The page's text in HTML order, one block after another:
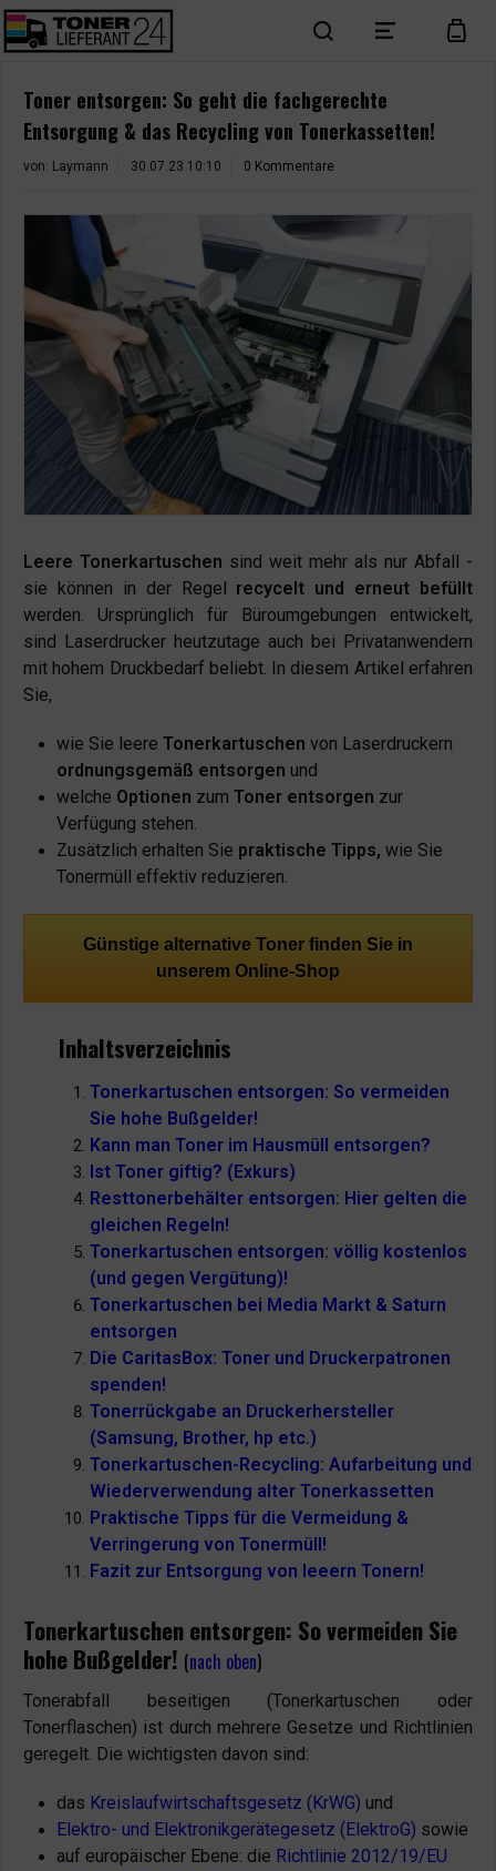
search menu cart
Toner entsorgen: So geht die fachgerechte
Entsorgung & das Recycling von Tonerkassetten!
von: Laymann 30.07.23 10:10 0 Kommentare
Leere Tonerkartuschen sind weit mehr als nur Abfall -
sie können in der Regel recycelt und erneut befüllt
werden. Ursprünglich für Büroumgebungen entwickelt,
sind Laserdrucker heutzutage auch bei Privatanwendern
mit hohem Druckbedarf beliebt. In diesem Artikel erfahren
Sie,
wie Sie leere Tonerkartuschen von Laserdruckern
ordnungsgemäß entsorgen und
welche Optionen zum Toner entsorgen zur
Verfügung stehen.
Zusätzlich erhalten Sie praktische Tipps, wie Sie
Tonermüll effektiv reduzieren.
Günstige alternative Toner finden Sie in
unserem Online-Shop
Inhaltsverzeichnis
Tonerkartuschen entsorgen: So vermeiden
Sie hohe Bußgelder!
Kann man Toner im Hausmüll entsorgen?
Ist Toner giftig? (Exkurs)
Resttonerbehälter entsorgen: Hier gelten die
gleichen Regeln!
Tonerkartuschen entsorgen: völlig kostenlos
(und gegen Vergütung)!
Tonerkartuschen bei Media Markt & Saturn
entsorgen
Die CaritasBox: Toner und Druckerpatronen
spenden!
Tonerrückgabe an Druckerhersteller
(Samsung, Brother, hp etc.)
Tonerkartuschen-Recycling: Aufarbeitung und
Wiederverwendung alter Tonerkassetten
Praktische Tipps für die Vermeidung &
Verringerung von Tonermüll!
Fazit zur Entsorgung von leeern Tonern!
Tonerkartuschen entsorgen: So vermeiden Sie
hohe Bußgelder! (nach oben)
Tonerabfall beseitigen (Tonerkartuschen oder
Tonerflaschen) ist durch mehrere Gesetze und Richtlinien
geregelt. Die wichtigsten davon sind:
das Kreislaufwirtschaftsgesetz (KrWG) und
Elektro- und Elektronikgerätegesetz (ElektroG) sowie
auf europäischer Ebene: die Richtlinie 2012/19/EU